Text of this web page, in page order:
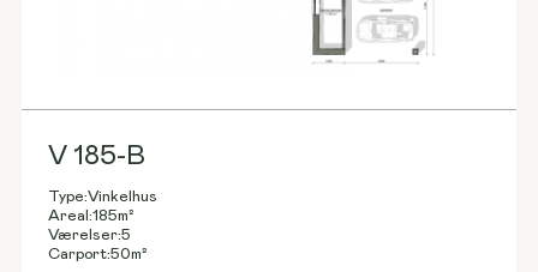
V 185-B
Type:Vinkelhus
Areal:185m²
Værelser:5
Carport:50m²